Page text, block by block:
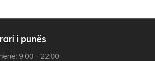
i punës
9:00 - 22:00